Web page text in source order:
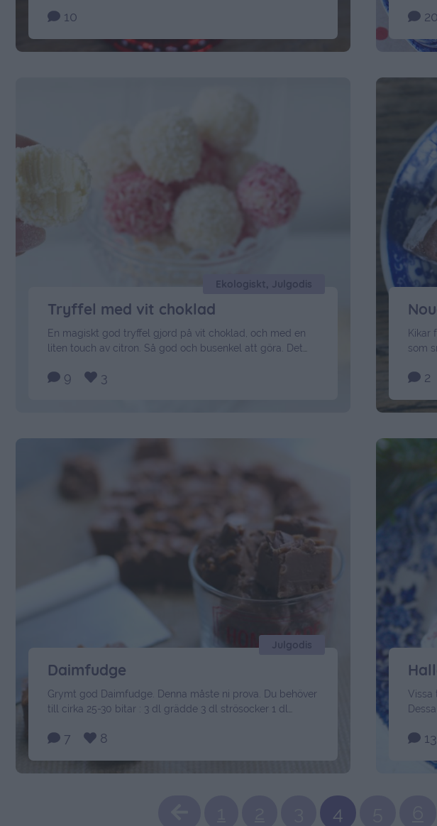
lite riven lime. Resultatet blev ett ännu godare julgodis.
kommer alldeles snart på bloggen …
10
hade20
Tryffel med vit choklad
En magiskt god tryffel gjord på vit choklad, och med en
liten touch av citron. Så god och busenkel att göra. Det
ekologiskt ) 200 gram vit choklad Garnering: Kokos Så här
9 3
Ekologiskt, Julgodis
Kikar
som
med.
här:
2
Daimfudge
Grymt god Daimfudge. Denna måste ni prova. Du behöver
till cirka 25-30 bitar : 3 dl grädde 3 dl strösocker 1 dl
Daim Topping: 2 hackade dubbeldaim Gör så här: Klä en
7 8
Julgodis
Vissa
13
4